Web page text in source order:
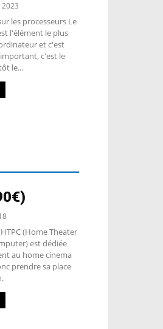
les processeurs Le
l'élément le plus
et c'est
c'est le
le...
(Home Theater
est dédiée
au home cinema
prendre sa place